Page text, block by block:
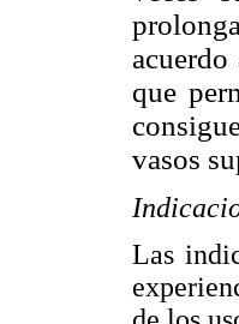
que
vasos
Las